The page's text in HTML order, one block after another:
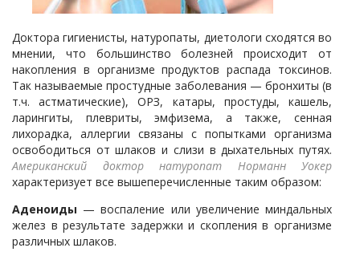
Доктора гигиенисты, натуропаты, диетологи сходятся во
мнении, что большинство болезней происходит от
накопления в организме продуктов распада токсинов.
Так называемые простудные заболевания — бронхиты (в
т.ч. астматические), ОРЗ, катары, простуды, кашель,
ларингиты, плевриты, эмфизема, а также, сенная
лихорадка, аллергии связаны с попытками организма
освободиться от шлаков и слизи в дыхательных путях.
Американский доктор натуропат Норманн Уокер
характеризует все вышеперечисленные таким образом:
Аденоиды — воспаление или увеличение миндальных
желез в результате задержки и скопления в организме
различных шлаков.